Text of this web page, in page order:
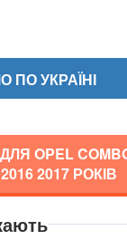
ПО УКРАЇНІ
OPEL
2017 РОКІВ